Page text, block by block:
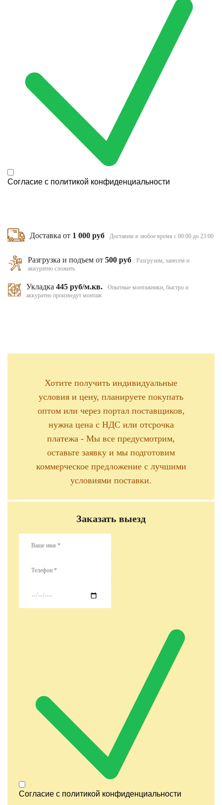
Согласие с политикой конфиденциальности
Доставка от 1 000 руб Доставим в любое время с 00:00 до 23:00
Разгрузка и подъем от500 руб
Разгрузим, занесем и
аккуратно сложить
Укладка 445 руб/м.кв.
Опытные монтажники, быстро и
аккуратно произведут монтаж
Хотите получить индивидуальные
условия и цену, планируете покупать
оптом или через портал поставщиков,
нужна цена с НДС или отсрочка
платежа - Мы все предусмотрим,
оставьте заявку и мы подготовим
коммерческое предложение с лучшими
условиями поставки.
Заказать выезд
Согласие с политикой конфиденциальности